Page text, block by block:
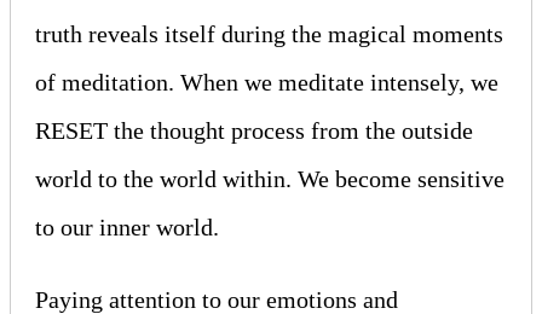
truth reveals itself during the magical moments
of meditation. When we meditate intensely, we
RESET the thought process from the outside
world to the world within. We become sensitive
to our inner world.
Paying attention to our emotions and